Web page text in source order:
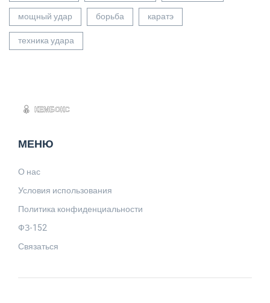
мощный удар
борьба
каратэ
техника удара
МЕНЮ
О нас
Условия использования
Политика конфиденциальности
ФЗ-152
Связаться